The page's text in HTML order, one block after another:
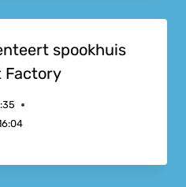
spookhuis
Factory